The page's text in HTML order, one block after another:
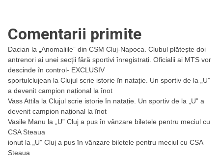
Comentarii primite
Dacian la
„Anomaliile” din CSM Cluj-Napoca. Clubul plătește doi
antrenori ai unei secții fără sportivi înregistrați. Oficialii ai MTS vor
descinde în control- EXCLUSIV
sportulclujean la Clujul scrie istorie în natație. Un sportiv de la „U”
a devenit campion național la înot
Vass Attila la Clujul scrie istorie în natație. Un sportiv de la „U” a
devenit campion național la înot
Vasile Manu la
„U” Cluj a pus în vânzare biletele pentru meciul cu
CSA Steaua
ionut la
„U” Cluj a pus în vânzare biletele pentru meciul cu CSA
Steaua